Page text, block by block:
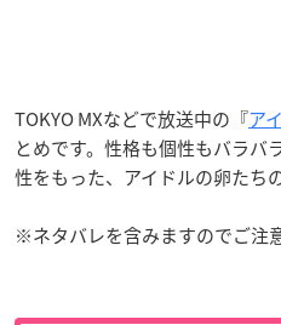
TOKYO MXなどで放送中の『ア
とめです。性格も個性もバラバ
性をもった、アイドルの卵たち
※ネタバレを含みますのでご注